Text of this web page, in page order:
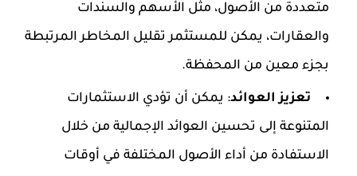
متعددة من الأصول، مثل الأسهم والسندات
والعقارات، يمكن للمستثمر تقليل المخاطر المرتبطة
بجزء معين من المحفظة.
تعزيز العوائد: يمكن أن تؤدي الاستثمارات
المتنوعة إلى تحسين العوائد الإجمالية من خلال
الاستفادة من أداء الأصول المختلفة في أوقات